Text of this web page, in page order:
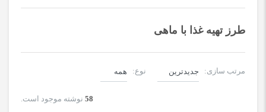
طرز تهیه غذا با ماهی
مرتب سازی: نوع:
58 نوشته موجود است.